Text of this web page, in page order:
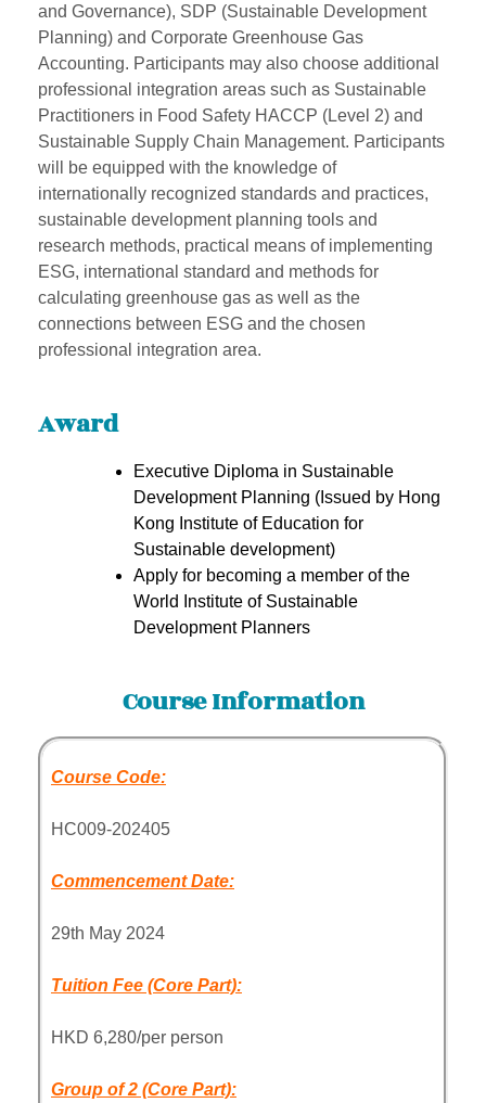
and Governance), SDP (Sustainable Development
Planning) and Corporate Greenhouse Gas
Accounting. Participants may also choose additional
professional integration areas such as Sustainable
Practitioners in Food Safety HACCP (Level 2) and
Sustainable Supply Chain Management. Participants
will be equipped with the knowledge of
internationally recognized standards and practices,
sustainable development planning tools and
research methods, practical means of implementing
ESG, international standard and methods for
calculating greenhouse gas as well as the
connections between ESG and the chosen
professional integration area.
Award
Executive Diploma in Sustainable
Development Planning (Issued by Hong
Kong Institute of Education for
Sustainable development)
Apply for becoming a member of the
World Institute of Sustainable
Development Planners
Course Information
Course Code:
HC009-202405
Commencement Date:
29th May 2024
Tuition Fee (Core Part):
HKD 6,280/per person
Group of 2 (Core Part):